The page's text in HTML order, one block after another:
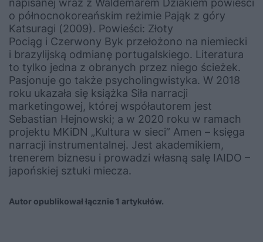
napisanej wraz z Waldemarem Dziakiem powieści
o północnokoreańskim reżimie Pająk z góry
Katsuragi (2009). Powieści: Złoty
Pociąg i Czerwony Byk przełożono na niemiecki
i brazylijską odmianę portugalskiego. Literatura
to tylko jedna z obranych przez niego ścieżek.
Pasjonuje go także psycholingwistyka. W 2018
roku ukazała się książka Siła narracji
marketingowej, której współautorem jest
Sebastian Hejnowski; a w 2020 roku w ramach
projektu MKiDN „Kultura w sieci” Amen – księga
narracji instrumentalnej. Jest akademikiem,
trenerem biznesu i prowadzi własną salę IAIDO –
japońskiej sztuki miecza.
Autor opublikował łącznie 1 artykułów.